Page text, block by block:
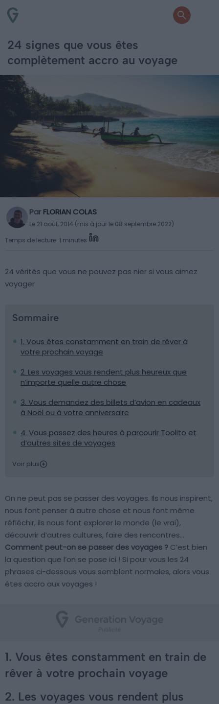
24 signes que vous êtes
complètement accro au voyage
Par FLORIAN COLAS
Le 21 août, 2014 (mis à jour le 08 septembre 2022)
Temps de lecture: 1 minutes
24 vérités que vous ne pouvez pas nier si vous aimez
voyager
Sommaire
1. Vous êtes constamment en train de rêver à
votre prochain voyage
2. Les voyages vous rendent plus heureux que
n’importe quelle autre chose
3. Vous demandez des billets d’avion en cadeaux
à Noël ou à votre anniversaire
4. Vous passez des heures à parcourir Toolito et
d’autres sites de voyages
Voir plus
On ne peut pas se passer des voyages. Ils nous inspirent,
nous font penser à autre chose et nous font même
réfléchir, ils nous font explorer le monde (le vrai),
découvrir d’autres cultures, faire des rencontres…
Comment peut-on se passer des voyages ? C’est bien
la question que l’on se pose ici ! Si pour vous les 24
phrases ci-dessous vous semblent normales, alors vous
êtes accro aux voyages !
1. Vous êtes constamment en train de
rêver à votre prochain voyage
2. Les voyages vous rendent plus